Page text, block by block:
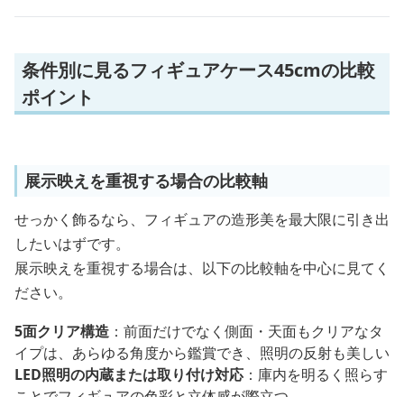
条件別に見るフィギュアケース45cmの比較
ポイント
展示映えを重視する場合の比較軸
せっかく飾るなら、フィギュアの造形美を最大限に引き出
したいはずです。
展示映えを重視する場合は、以下の比較軸を中心に見てく
ださい。
5面クリア構造 ：前面だけでなく側面・天面もクリアなタ
イプは、あらゆる角度から鑑賞でき、照明の反射も美しい
LED照明の内蔵または取り付け対応 ：庫内を明るく照らす